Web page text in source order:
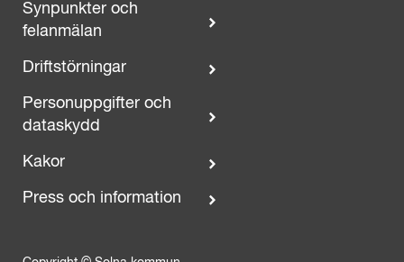
Synpunkter och
felanmälan
Driftstörningar
Personuppgifter och
dataskydd
Kakor
Press och information